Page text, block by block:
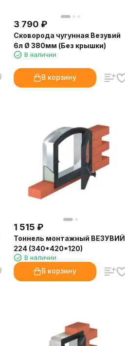
3 790 ₽
Сковорода чугунная Везувий
6л Ø 380мм (Без крышки)
В наличии
В корзину
1 515 ₽
Тоннель монтажный ВЕЗУВИЙ
224 (340*420*120)
В наличии
В корзину